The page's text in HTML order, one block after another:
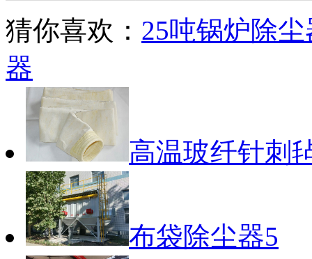
猜你喜欢： 25吨锅炉除尘
器
高温玻纤针刺
布袋除尘器5